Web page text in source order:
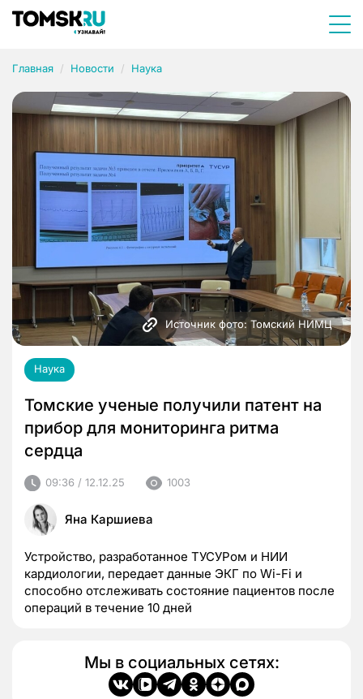
Главная Новости Наука
Источник фото: Томский НИМЦ
Наука
Томские ученые получили патент на
прибор для мониторинга ритма
сердца
09:36 / 12.12.25 1003
Яна Каршиева
Устройство, разработанное ТУСУРом и НИИ
кардиологии, передает данные ЭКГ по Wi-Fi и
способно отслеживать состояние пациентов после
операций в течение 10 дней
Мы в социальных сетях: